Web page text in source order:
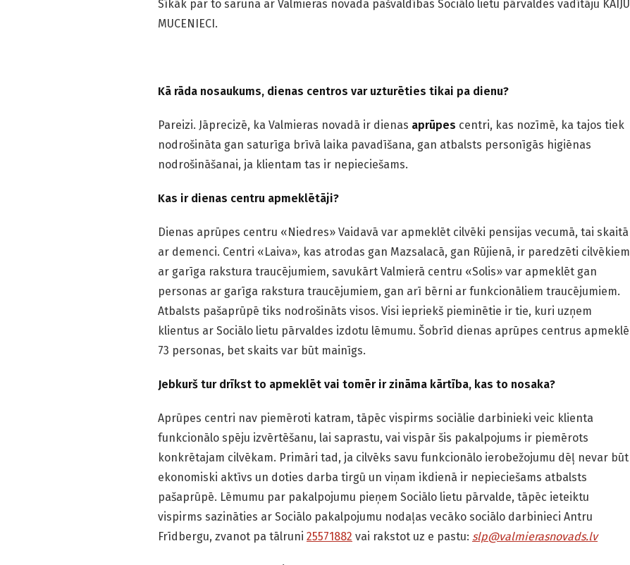
Sīkāk par to saruna ar Valmieras novada pašvaldības Sociālo lietu pārvaldes vadītāju KAIJU
MUCENIECI.
Kā rāda nosaukums, dienas centros var uzturēties tikai pa dienu?
Pareizi. Jāprecizē, ka Valmieras novadā ir dienas aprūpes centri, kas nozīmē, ka tajos tiek
nodrošināta gan saturīga brīvā laika pavadīšana, gan atbalsts personīgās higiēnas
nodrošināšanai, ja klientam tas ir nepieciešams.
Kas ir dienas centru apmeklētāji?
Dienas aprūpes centru «Niedres» Vaidavā var apmeklēt cilvēki pensijas vecumā, tai skaitā
ar demenci. Centri «Laiva», kas atrodas gan Mazsalacā, gan Rūjienā, ir paredzēti cilvēkiem
ar garīga rakstura traucējumiem, savukārt Valmierā centru «Solis» var apmeklēt gan
personas ar garīga rakstura traucējumiem, gan arī bērni ar funkcionāliem traucējumiem.
Atbalsts pašaprūpē tiks nodrošināts visos. Visi iepriekš pieminētie ir tie, kuri uzņem
klientus ar Sociālo lietu pārvaldes izdotu lēmumu. Šobrīd dienas aprūpes centrus apmeklē
73 personas, bet skaits var būt mainīgs.
Jebkurš tur drīkst to apmeklēt vai tomēr ir zināma kārtība, kas to nosaka?
Aprūpes centri nav piemēroti katram, tāpēc vispirms sociālie darbinieki veic klienta
funkcionālo spēju izvērtēšanu, lai saprastu, vai vispār šis pakalpojums ir piemērots
konkrētajam cilvēkam. Primāri tad, ja cilvēks savu funkcionālo ierobežojumu dēļ nevar būt
ekonomiski aktīvs un doties darba tirgū un viņam ikdienā ir nepieciešams atbalsts
pašaprūpē. Lēmumu par pakalpojumu pieņem Sociālo lietu pārvalde, tāpēc ieteiktu
vispirms sazināties ar Sociālo pakalpojumu nodaļas vecāko sociālo darbinieci Antru
Frīdbergu, zvanot pa tālruni 25571882 vai rakstot uz e pastu: slp@valmierasnovads.lv